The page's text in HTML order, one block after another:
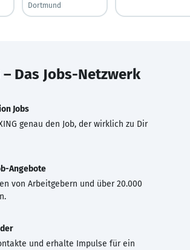
Dortmund
– Das Jobs-Netzwerk
Jobs
genau den Job, der wirklich zu Dir
Angebote
von Arbeitgebern und über 20.000
und erhalte Impulse für ein